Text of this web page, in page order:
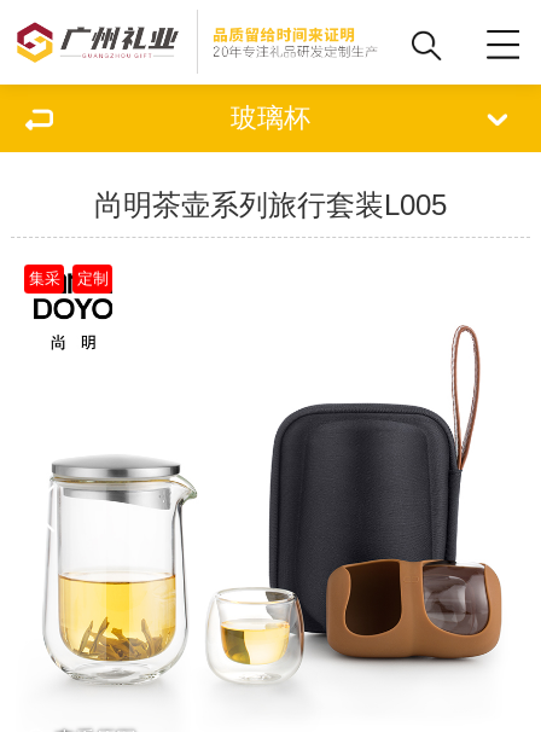
玻璃杯
尚明茶壶系列旅行套装L005
集采 定制